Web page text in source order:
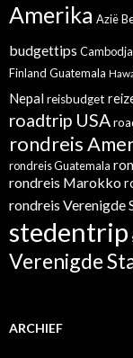
Amerika Azië
budgettips Cambodja
Finland Guatemala
Nepalreisbudget
roadtrip USA
rondreis
rondreis Guatemala
rondreis Marokko
rondreis Verenigde
stedentrip
Verenigde
ARCHIEF